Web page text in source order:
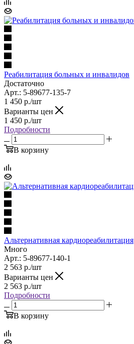
Реабилитация больных и инвалидов
Достаточно
Арт.: 5-89677-135-7
1 450 р./шт
Варианты цен
1 450 р./шт
Подробности
В корзину
Альтернативная кардиореабилитация
Много
Арт.: 5-89677-140-1
2 563 р./шт
Варианты цен
2 563 р./шт
Подробности
В корзину